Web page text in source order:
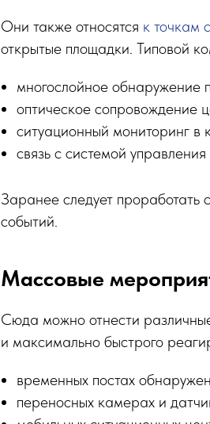
Они также относятся к точкам
открытые площадки. Типовой
многослойное обнаружение
оптическое сопровождение
ситуационный мониторинг в
связь с системой
Заранее следует проработать
событий.
Массовые
Сюда можно отнести
и максимально быстрого
временных постах
переносных камерах и